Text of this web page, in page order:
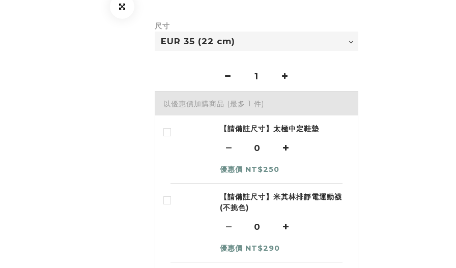
尺寸
以優惠價加購商品 (最多 1 件)
【請備註尺寸】太極中定鞋墊
優惠價 NT$250
【請備註尺寸】米其林排靜電運動襪
(不挑色)
優惠價 NT$290